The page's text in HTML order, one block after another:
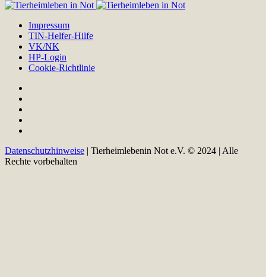
Impressum
TIN-Helfer-Hilfe
VK/NK
HP-Login
Cookie-Richtlinie
Datenschutzhinweise | Tierheimlebenin Not e.V. © 2024 | Alle
Rechte vorbehalten